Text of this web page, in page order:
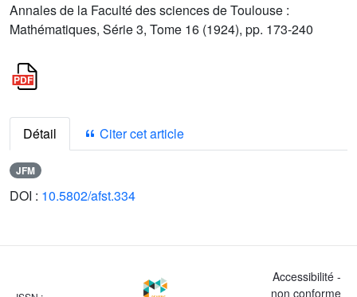
Annales de la Faculté des sciences de Toulouse :
Mathématiques, Série 3, Tome 16 (1924), pp. 173-240
Détail Citer cet article
JFM
DOI : 10.5802/afst.334
Accessibilité -
non conforme